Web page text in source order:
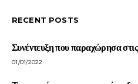
RECENT POSTS
Συνέντευξη που παραχώρησα
01/01/2022